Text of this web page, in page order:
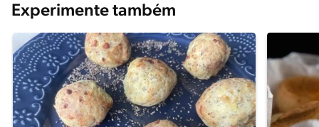
Experimente também